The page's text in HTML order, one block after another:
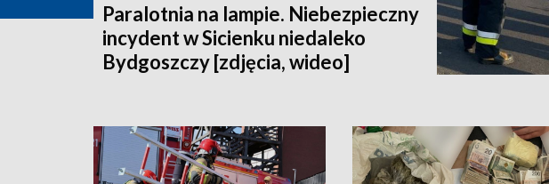
Paralotnia na lampie. Niebezpieczny
incydent w Sicienku niedaleko
Bydgoszczy [zdjęcia, wideo]